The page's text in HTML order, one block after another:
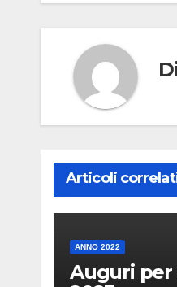
Articoli
ANNO 2022
Auguri per